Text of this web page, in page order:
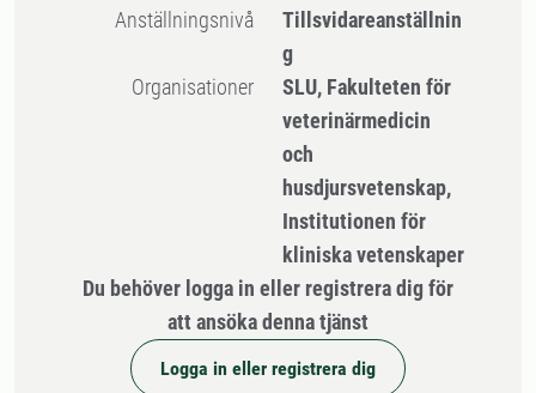
Anställningsnivå
Tillsvidareanställnin
g
Organisationer
SLU, Fakulteten för
veterinärmedicin
och
husdjursvetenskap,
Institutionen för
kliniska vetenskaper
Du behöver logga in eller registrera dig för
att ansöka denna tjänst
Logga in eller registrera dig